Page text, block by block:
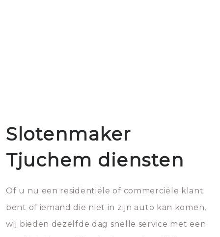
Slotenmaker
Tjuchem diensten
Of u nu een residentiële of commerciële klant
bent of iemand die niet in zijn auto kan komen,
wij bieden dezelfde dag snelle service met een